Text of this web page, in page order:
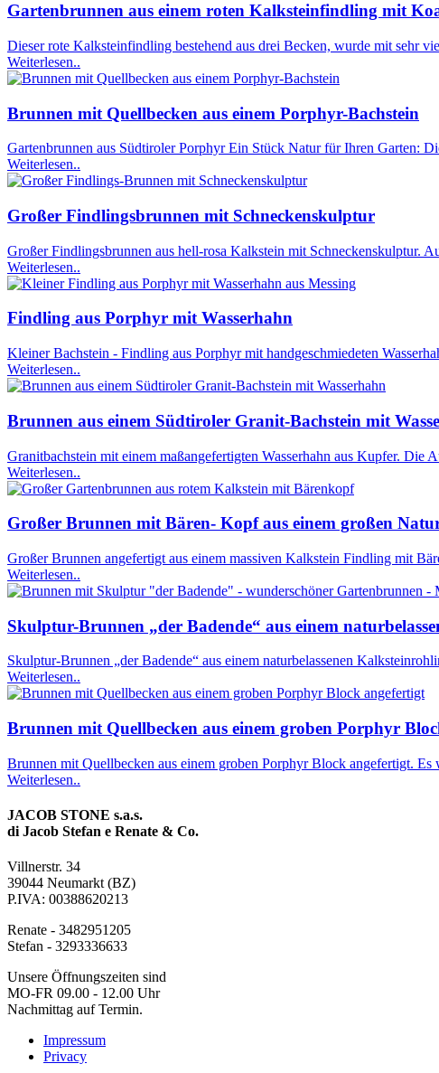
Gartenbrunnen aus einem roten Kalksteinfindling mit
Dieser rote Kalksteinfindling bestehend aus drei Becken, wurde mit sehr
Weiterlesen..
Brunnen mit Quellbecken aus einem Porphyr-Bachstein
Gartenbrunnen aus Südtiroler Porphyr Ein Stück Natur für Ihren Garten:
Weiterlesen..
Großer Findlingsbrunnen mit Schneckenskulptur
Großer Findlingsbrunnen aus hell-rosa Kalkstein mit Schneckenskulptur.
Weiterlesen..
Findling aus Porphyr mit Wasserhahn
Kleiner Bachstein - Findling aus Porphyr mit handgeschmiedeten
Weiterlesen..
Brunnen aus einem Südtiroler Granit-Bachstein mit
Granitbachstein mit einem maßangefertigten Wasserhahn aus Kupfer. Die
Weiterlesen..
Großer Brunnen mit Bären- Kopf aus einem großen
Großer Brunnen angefertigt aus einem massiven Kalkstein Findling mit
Weiterlesen..
Skulptur-Brunnen „der Badende“ aus einem
Skulptur-Brunnen „der Badende“ aus einem naturbelassenen
Weiterlesen..
Brunnen mit Quellbecken aus einem groben Porphyr
Brunnen mit Quellbecken aus einem groben Porphyr Block angefertigt. Es
Weiterlesen..
JACOB STONE s.a.s.
di Jacob Stefan e Renate & Co.
Villnerstr. 34
39044 Neumarkt (BZ)
P.IVA: 00388620213
Renate - 3482951205
Stefan - 3293336633
Unsere Öffnungszeiten sind
MO-FR 09.00 - 12.00 Uhr
Nachmittag auf Termin.
Impressum
Privacy